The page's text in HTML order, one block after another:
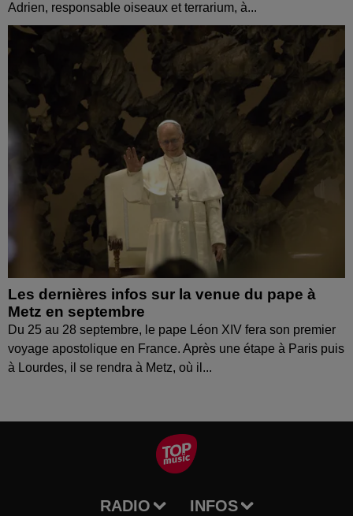
Adrien, responsable oiseaux et terrarium, à...
Les dernières infos sur la venue du pape à
Metz en septembre
Du 25 au 28 septembre, le pape Léon XIV fera son premier
voyage apostolique en France. Après une étape à Paris puis
à Lourdes, il se rendra à Metz, où il...
RADIO INFOS